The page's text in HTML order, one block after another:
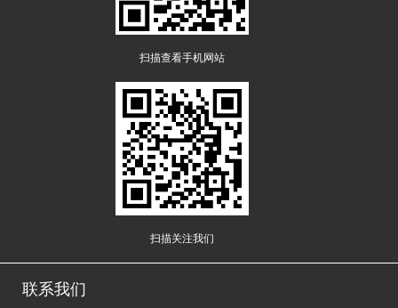
扫描查看手机网站
扫描关注我们
联系我们